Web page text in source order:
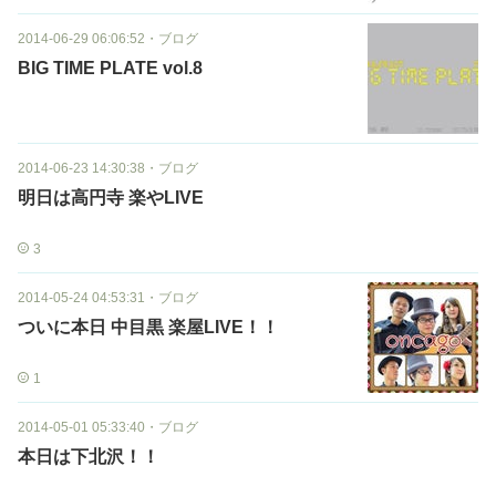
2014-06-29 06:06:52 ・ ブログ
BIG TIME PLATE vol.8
2014-06-23 14:30:38 ・ ブログ
明日は高円寺 楽やLIVE
3
2014-05-24 04:53:31 ・ ブログ
ついに本日 中目黒 楽屋LIVE！！
1
2014-05-01 05:33:40 ・ ブログ
本日は下北沢！！